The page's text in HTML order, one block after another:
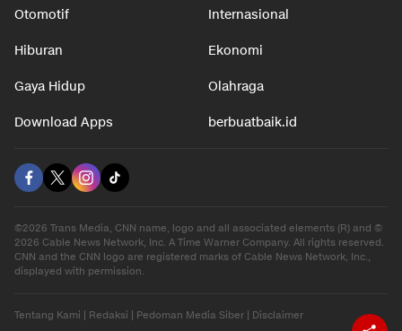
Otomotif Internasional
Hiburan Ekonomi
Gaya Hidup Olahraga
Download Apps berbuatbaik.id
©2026 Trans Media, CNN name, logo and all associated elements (R) and ©
2026 Cable News Network, Inc. A Time Warner Company. All rights reserved.
CNN and the CNN logo are registered marks of Cable News Network, Inc.,
displayed with permission.
Tentang Kami Redaksi Pedoman Media Siber Disclaimer